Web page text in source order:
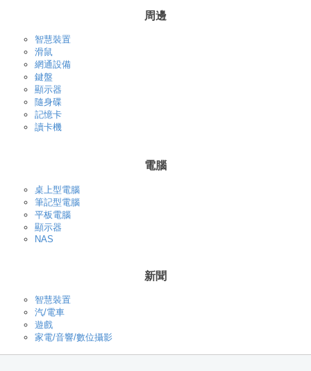
周邊
智慧裝置
滑鼠
網通設備
鍵盤
顯示器
隨身碟
記憶卡
讀卡機
電腦
桌上型電腦
筆記型電腦
平板電腦
顯示器
NAS
新聞
智慧裝置
汽/電車
遊戲
家電/音響/數位攝影